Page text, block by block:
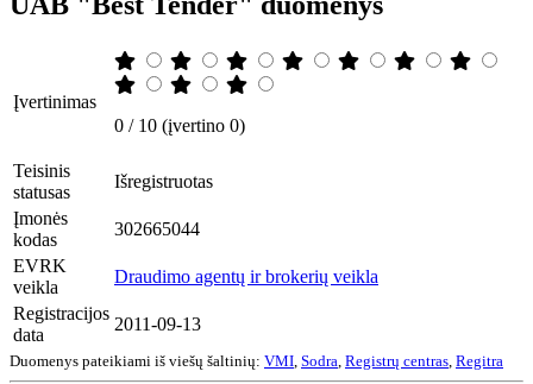
Įvertinimas
0 / 10 (įvertino 0)
Teisinis
statusas
Išregistruotas
Įmonės
kodas
302665044
EVRK
veikla
Draudimo agentų ir brokerių veikla
Registracijos
data
2011-09-13
Duomenys pateikiami iš viešų šaltinių: VMI Sodra Registrų centras Regitra